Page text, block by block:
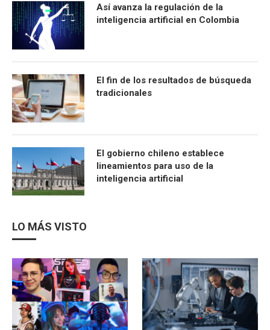
Así avanza la regulación de la
inteligencia artificial en Colombia
El fin de los resultados de búsqueda
tradicionales
El gobierno chileno establece
lineamientos para uso de la
inteligencia artificial
LO MÁS VISTO